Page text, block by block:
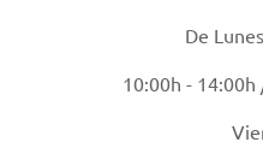
De
10:00h -